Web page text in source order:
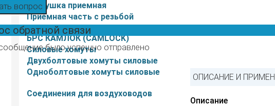
Заглушка приемная
Приемная часть с резьбой
БРС КАМЛОК (CAMLOCK)
Силовые хомуты
Двухболтовые хомуты силовые
Одноболтовые хомуты силовые
Соединения для воздуховодов
вопрос
обратной связи
было успешно отправлено
ОПИСАНИЕ И
Описание